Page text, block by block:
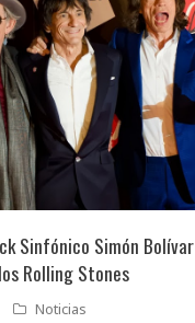
Sinfónico Simón Bolívar
Rolling Stones
Noticias